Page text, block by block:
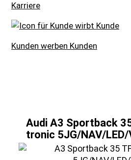
Karriere
Kunden werben Kunden
Audi A3 Sportback
tronic 5JG/NAV/LED/